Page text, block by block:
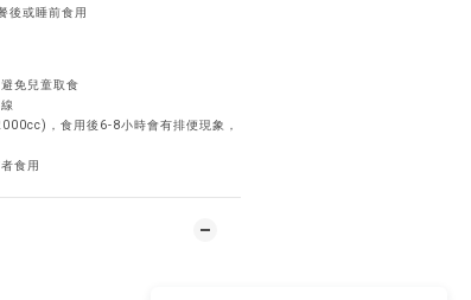
後或睡前食用
免兒童取食
，食用後6-8小時會有排便現象，
食用